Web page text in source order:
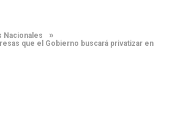
Nacionales »
que el Gobierno buscará privatizar en